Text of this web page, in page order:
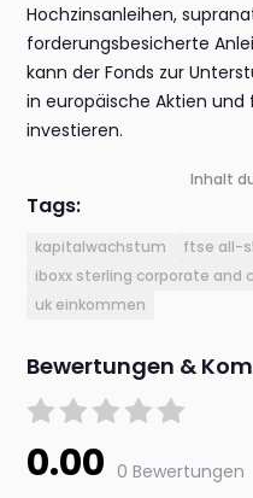
Hochzinsanleihen,
forderungsbesicherte
kann der Fonds zur
in europäische Aktien
investieren.
Inhalt
Tags:
kapitalwachstum
ftse all-
iboxx sterling corporate and
uk einkommen
Bewertungen &
0.00 0 Bewertungen